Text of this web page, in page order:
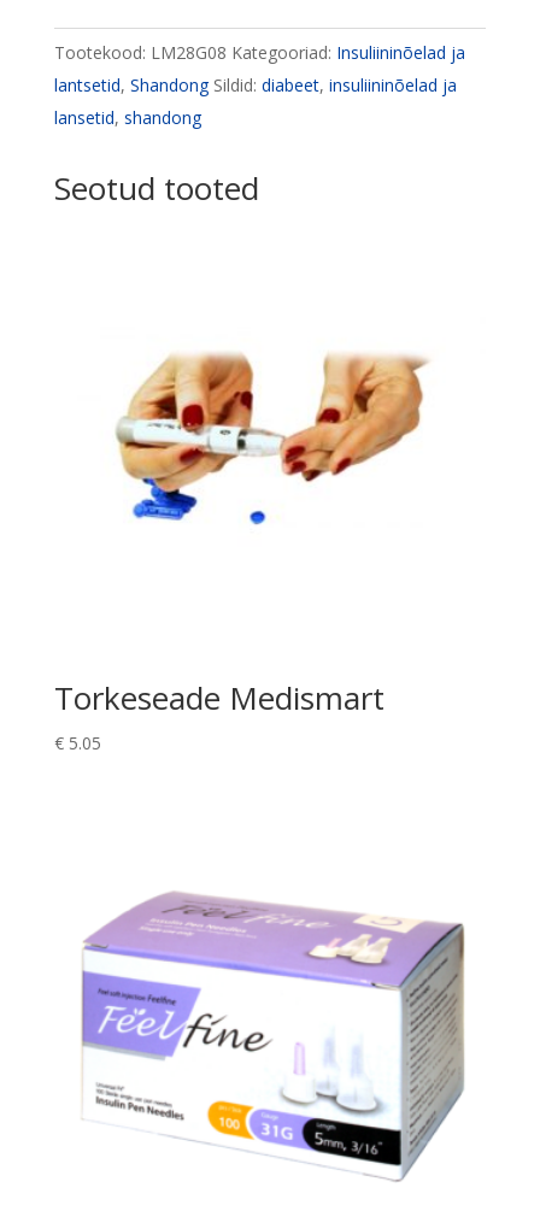
28G
N100
kogus
Tootekood: LM28G08 Kategooriad: Insuliininõelad ja
lantsetid, Shandong Sildid: diabeet, insuliininõelad ja
lansetid, shandong
Seotud tooted
Torkeseade Medismart
€5.05